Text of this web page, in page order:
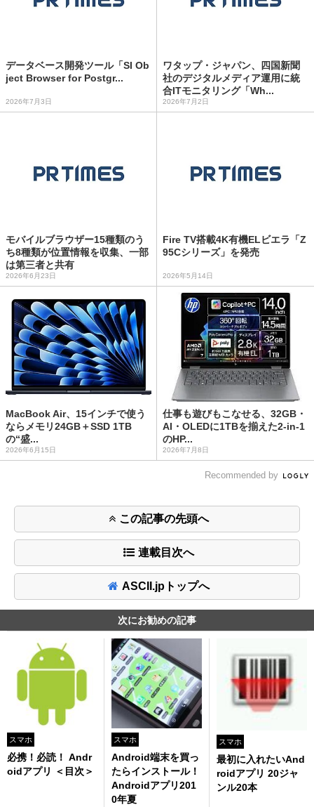
データベース開発ツール「SI Ob
ject Browser for Postgr...
2026年7月3日
ワタップ・ジャパン、四国新聞
社のデジタルメディア運用に統
合ITモニタリング「Wh...
2026年7月2日
モバイルブラウザー15種類のう
ち8種類が位置情報を収集、一部
は第三者と共有
2026年6月23日
Fire TV搭載4K有機ELビエラ「Z
95Cシリーズ」を発売
2026年5月14日
MacBook Air、15インチで使う
ならメモリ24GB＋SSD 1TB
の“盛...
2026年6月15日
仕事も遊びもこなせる、32GB・
AI・OLEDに1TBを揃えた2-in-1
のHP...
2026年7月8日
Recommended by
この記事の先頭へ
連載目次へ
ASCII.jpトップへ
次にお勧めの記事
スマホ
必携！必読！ Andr
oidアプリ ＜目次＞
スマホ
Android端末を買っ
たらインストール！
Androidアプリ201
0年夏
スマホ
最初に入れたいAnd
roidアプリ 20ジャ
ンル20本